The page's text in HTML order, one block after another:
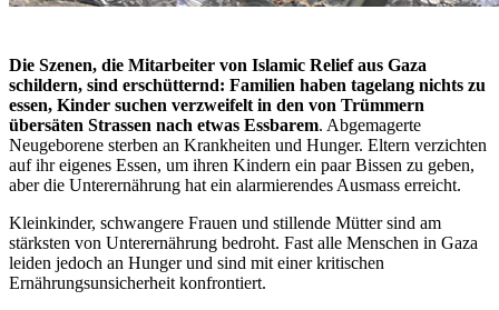
Die Szenen, die Mitarbeiter von Islamic Relief aus Gaza
schildern, sind erschütternd: Familien haben tagelang nichts zu
essen, Kinder suchen verzweifelt in den von Trümmern
übersäten Strassen nach etwas Essbarem. Abgemagerte
Neugeborene sterben an Krankheiten und Hunger. Eltern verzichten
auf ihr eigenes Essen, um ihren Kindern ein paar Bissen zu geben,
aber die Unterernährung hat ein alarmierendes Ausmass erreicht.
Kleinkinder, schwangere Frauen und stillende Mütter sind am
stärksten von Unterernährung bedroht. Fast alle Menschen in Gaza
leiden jedoch an Hunger und sind mit einer kritischen
Ernährungsunsicherheit konfrontiert.